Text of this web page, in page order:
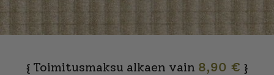
{ Toimitusmaksu alkaen vain 8,90 € }